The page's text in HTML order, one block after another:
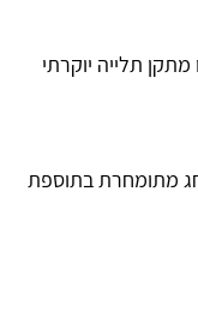
מתקן תלייה יוקרתי
מתומחרת בתוספת